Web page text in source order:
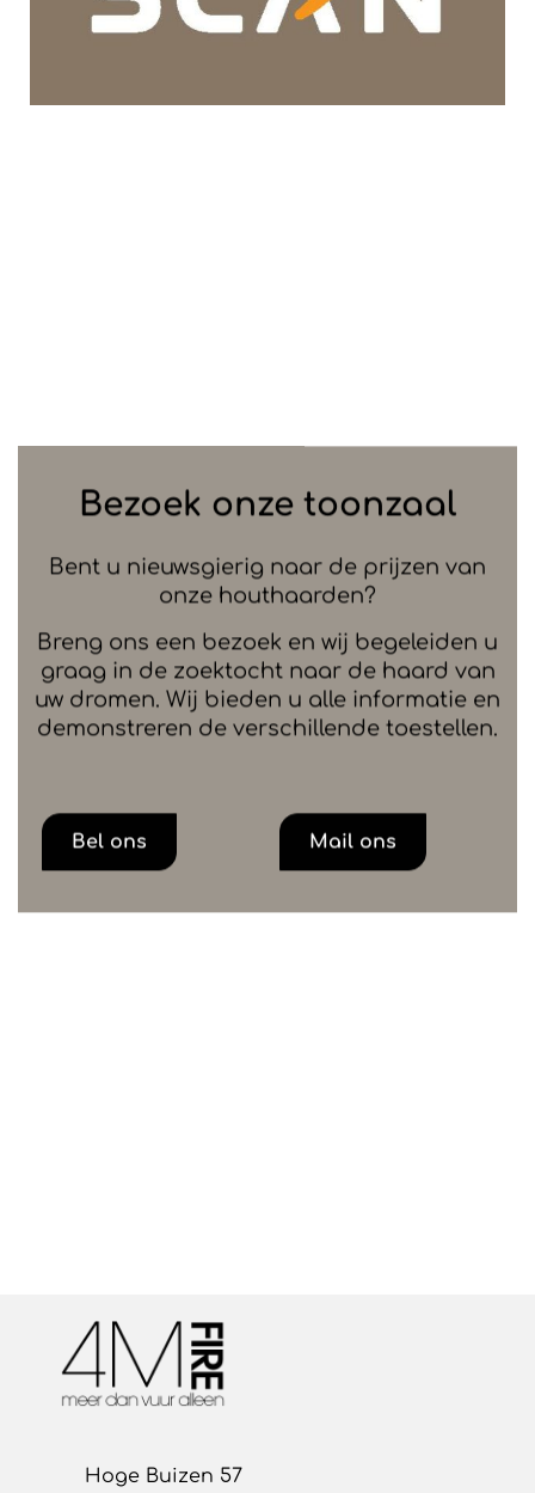
Bezoek onze toonzaal
Bent u nieuwsgierig naar de prijzen van
onze houthaarden?
Breng ons een bezoek en wij begeleiden u
graag in de zoektocht naar de haard van
uw dromen. Wij bieden u alle informatie en
demonstreren de verschillende toestellen.
Bel ons Mail ons
Hoge Buizen 57